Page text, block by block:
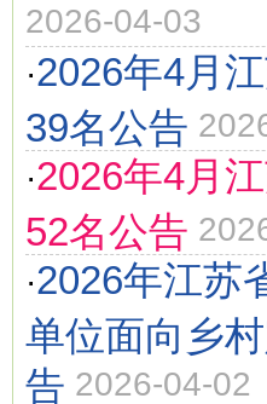
2026-04-03
·2026年4月
39名公告
·2026年4月
52名公告
·2026年江苏
单位面向乡
告 2026-04-02